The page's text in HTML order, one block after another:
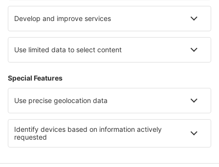
Hotely v Ile-de-France Hotely in East Macedonia and Thrace
Hotely na ostrově Mykonos Hotely in Lake Titicaca